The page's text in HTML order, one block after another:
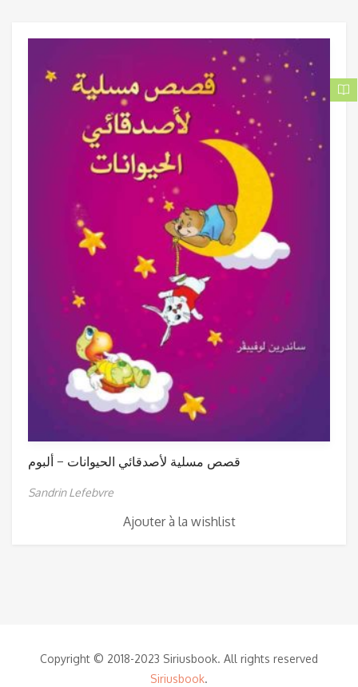
قصص مسلية لأصدقائي الحيوانات – ألبوم
Sandrin Lefebvre
Ajouter à la wishlist
Copyright © 2018-2023 Siriusbook. All rights reserved
Siriusbook.